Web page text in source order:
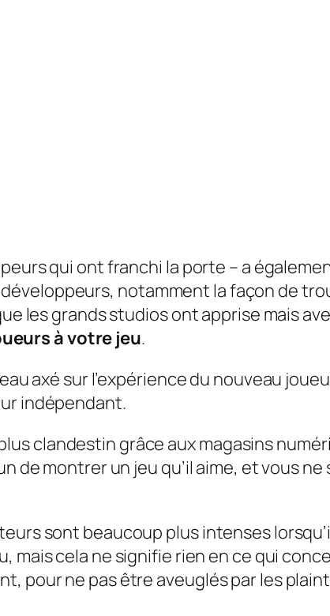
qui ont franchi la porte – a
notamment la façon de
les grands studios ont apprise mais
à votre jeu.
axé sur l’expérience du nouveau
indépendant.
clandestin grâce aux magasins
de montrer un jeu qu’il aime, et vous
sont beaucoup plus intenses
cela ne signifie rien en ce qui
pour ne pas être aveuglés par les